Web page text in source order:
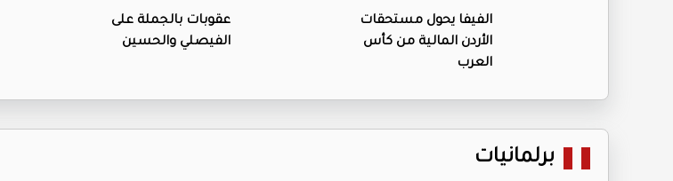
الفيفا يحول مستحقات
الأردن المالية من كأس
العرب
عقوبات بالجملة على
الفيصلي والحسين
برلمانيات